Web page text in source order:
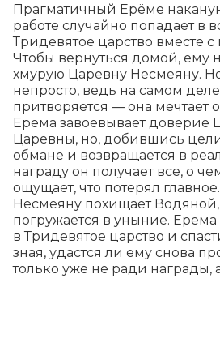
Прагматичный Ерёме
работе случайно попадает в
Тридевятое царство вместе
Чтобы вернуться домой, ему
хмурую Царевну Несмеяну. Но
непросто, ведь на самом
притворяется — она мечтает
Ерёма завоевывает доверие
Царевны, но, добившись
обмане и возвращается в
награду он получает все, о
ощущает, что потерял
Несмеяну похищает
погружается в уныние. Ерема
в Тридевятое царство и
зная, удастся ли ему снова
только уже не ради награды,